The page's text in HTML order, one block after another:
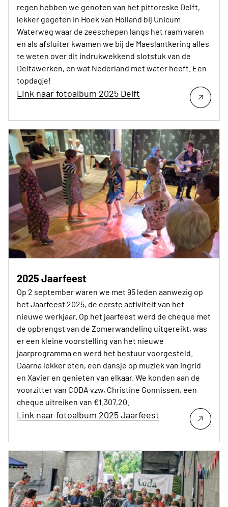
regen hebben we genoten van het pittoreske Delft,
lekker gegeten in Hoek van Holland bij Unicum
Waterweg waar de zeeschepen langs het raam varen
en als afsluiter kwamen we bij de Maeslantkering alles
te weten over dit indrukwekkend slotstuk van de
Deltawerken, en wat Nederland met water heeft. Een
topdagje!
Link naar fotoalbum 2025 Delft
2025 Jaarfeest
Op 2 september waren we met 95 leden aanwezig op
het Jaarfeest 2025, de eerste activiteit van het
nieuwe werkjaar. Op het jaarfeest werd de cheque met
de opbrengst van de Zomerwandeling uitgereikt, was
er een kleine voorstelling van het nieuwe
jaarprogramma en werd het bestuur voorgesteld.
Daarna lekker eten, een dansje op muziek van Ingrid
en Xavier en genieten van elkaar. We konden aan de
voorzitter van CODA vzw, Christine Gonnissen, een
cheque uitreiken van €1.307,20.
Link naar fotoalbum 2025 Jaarfeest